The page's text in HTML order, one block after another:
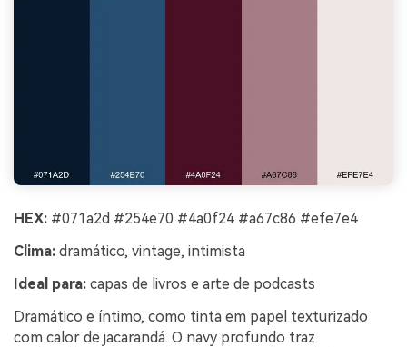
HEX: #071a2d #254e70 #4a0f24 #a67c86 #efe7e4
Clima: dramático, vintage, intimista
Ideal para: capas de livros e arte de podcasts
Dramático e íntimo, como tinta em papel texturizado
com calor de jacarandá. O navy profundo traz